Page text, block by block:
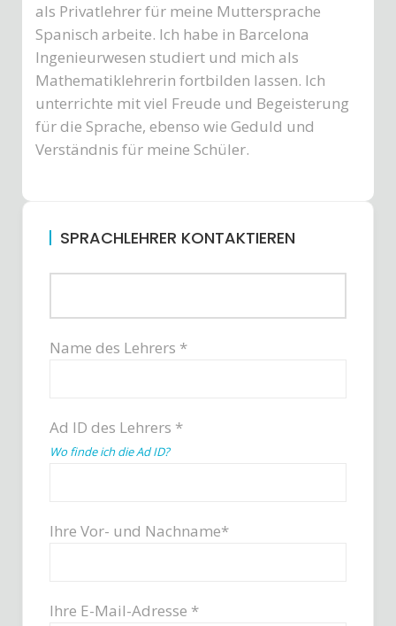
als Privatlehrer für meine Muttersprache
Spanisch arbeite. Ich habe in Barcelona
Ingenieurwesen studiert und mich als
Mathematiklehrerin fortbilden lassen. Ich
unterrichte mit viel Freude und Begeisterung
für die Sprache, ebenso wie Geduld und
Verständnis für meine Schüler.
SPRACHLEHRER KONTAKTIEREN
Name des Lehrers *
Ad ID des Lehrers *
Wo finde ich die Ad ID?
Ihre Vor- und Nachname*
Ihre E-Mail-Adresse *